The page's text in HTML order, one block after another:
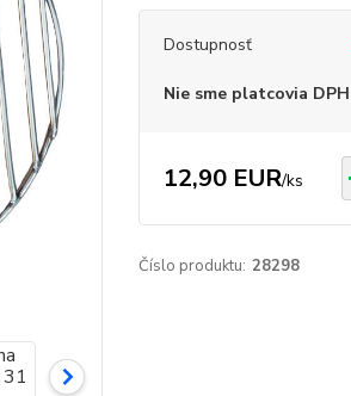
Dostupnosť
Nie sme platcovia DPH
12,90 EUR/ks
Číslo produktu: 28298